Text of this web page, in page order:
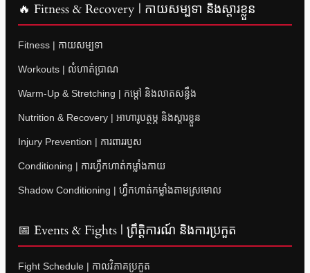
🔥 Fitness & Recovery | កាយសម្បទា និងស្តារខ្លួន
Fitness | កាយសម្បទា
Workouts | លំហាត់ប្រាណ
Warm-Up & Stretching | កម្តៅ និងលាតសន្ធឹង
Nutrition & Recovery | អាហារូបត្ថម្ភ និងស្តារខ្លួន
Injury Prevention | ការពាររបួស
Conditioning | ការហ្វឹកហាត់កម្លាំងកាយ
Shadow Conditioning | ហ្វឹកហាត់កម្លាំងតាមស្រមោល
📅 Events & Fights | ព្រឹត្តិការណ៍ និងការប្រកួត
Fight Schedule | កាលវិភាគប្រកួត